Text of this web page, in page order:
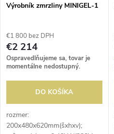
Výrobník zmrzliny MINIGEL-1
€1 800 bez DPH
€2 214
Ospravedlňujeme sa, tovar je
momentálne nedostupný.
DO KOŠÍKA
rozmer:
200x480x620mm(šxhxv);